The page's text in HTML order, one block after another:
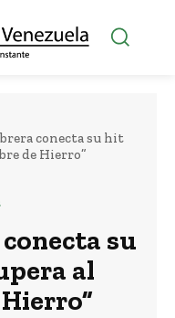
conecta su hit
de Hierro”
su
al